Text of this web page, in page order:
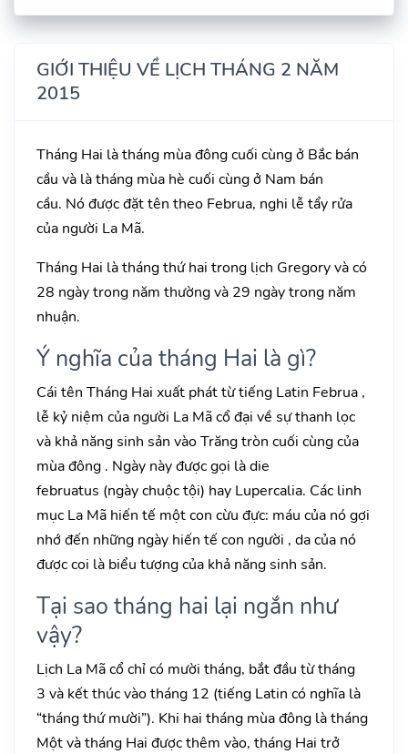
GIỚI THIỆU VỀ LỊCH THÁNG 2 NĂM
2015
Tháng Hai là tháng mùa đông cuối cùng ở Bắc bán
cầu và là tháng mùa hè cuối cùng ở Nam bán
cầu. Nó được đặt tên theo Februa, nghi lễ tẩy rửa
của người La Mã.
Tháng Hai là tháng thứ hai trong lịch Gregory và có
28 ngày trong năm thường và 29 ngày trong năm
nhuận.
Ý nghĩa của tháng Hai là gì?
Cái tên Tháng Hai xuất phát từ tiếng Latin Februa ,
lễ kỷ niệm của người La Mã cổ đại về sự thanh lọc
và khả năng sinh sản vào Trăng tròn cuối cùng của
mùa đông . Ngày này được gọi là die
februatus (ngày chuộc tội) hay Lupercalia. Các linh
mục La Mã hiến tế một con cừu đực: máu của nó gợi
nhớ đến những ngày hiến tế con người , da của nó
được coi là biểu tượng của khả năng sinh sản.
Tại sao tháng hai lại ngắn như
vậy?
Lịch La Mã cổ chỉ có mười tháng, bắt đầu từ tháng
3 và kết thúc vào tháng 12 (tiếng Latin có nghĩa là
“tháng thứ mười”). Khi hai tháng mùa đông là tháng
Một và tháng Hai được thêm vào, tháng Hai trở